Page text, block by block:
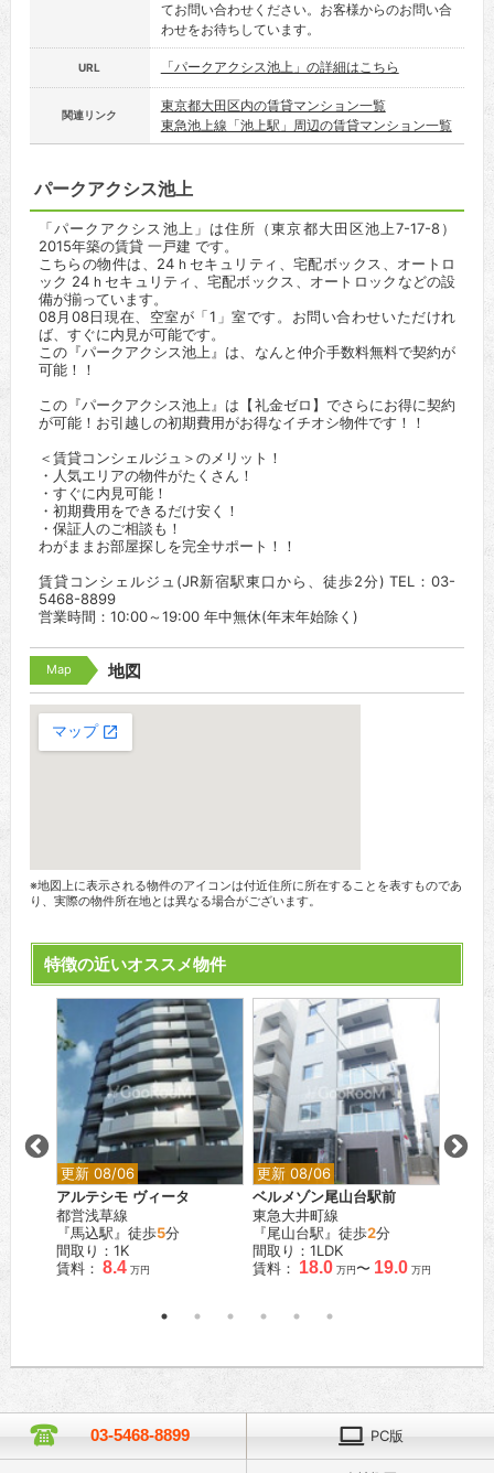
てお問い合わせください。お客様からのお問い合
わせをお待ちしています。
URL 「パークアクシス池上」の詳細はこちら
関連リンク
東京都大田区内の賃貸マンション一覧
東急池上線「池上駅」周辺の賃貸マンション一覧
パークアクシス池上
「パークアクシス池上」は住所（東京都大田区池上7-17-8）
2015年築の賃貸 一戸建 です。
こちらの物件は、24ｈセキュリティ、宅配ボックス、オートロ
ック 24ｈセキュリティ、宅配ボックス、オートロックなどの設
備が揃っています。
08月08日現在、空室が「1」室です。お問い合わせいただけれ
ば、すぐに内見が可能です。
この『パークアクシス池上』は、なんと仲介手数料無料で契約が
可能！！
この『パークアクシス池上』は【礼金ゼロ】でさらにお得に契約
が可能！お引越しの初期費用がお得なイチオシ物件です！！
＜賃貸コンシェルジュ＞のメリット！
・人気エリアの物件がたくさん！
・すぐに内見可能！
・初期費用をできるだけ安く！
・保証人のご相談も！
わがままお部屋探しを完全サポート！！
賃貸コンシェルジュ(JR新宿駅東口から、徒歩2分) TEL：03-
5468-8899
営業時間：10:00～19:00 年中無休(年末年始除く)
Map 地図
※地図上に表示される物件のアイコンは付近住所に所在することを表すものであ
り、実際の物件所在地とは異なる場合がございます。
特徴の近いオススメ物件
更新 08/06
アルテシモ ヴィータ
都営浅草線
『馬込駅』徒歩5分
間取り：1K
賃料： 8.4 万円
更新 08/06
ベルメゾン尾山台駅前
東急大井町線
『尾山台駅』徒歩2分
間取り：1LDK
賃料： 18.0 万円〜 19.0 万円
間取
03-5468-8899 PC版